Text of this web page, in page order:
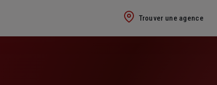
Trouver une agence